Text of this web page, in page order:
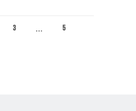
3 … 5